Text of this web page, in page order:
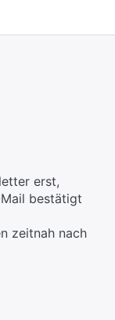
erst,
bestätigt
zeitnah nach